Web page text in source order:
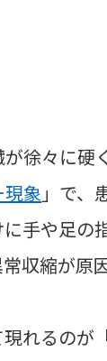
徐々に硬
現象」で、
手や足の
収縮が原
れるの